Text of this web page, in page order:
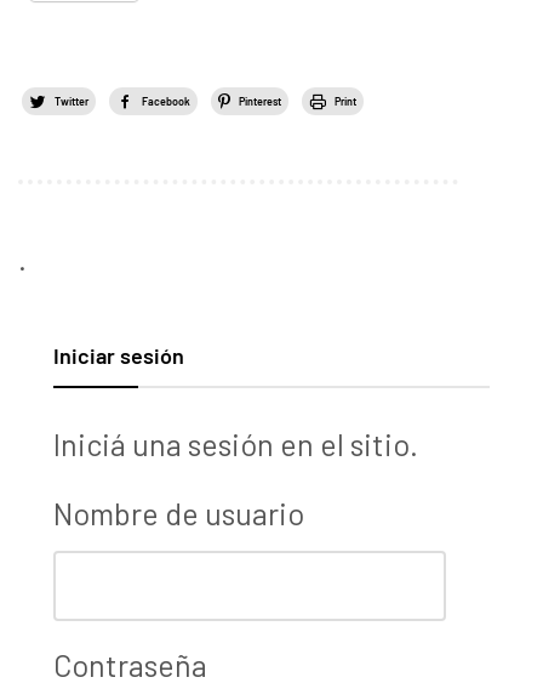
Twitter Facebook Pinterest Print
.
Iniciar sesión
Iniciá una sesión en el sitio.
Nombre de usuario
Contraseña